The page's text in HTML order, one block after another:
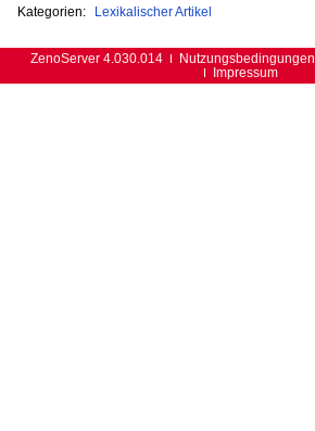
Kategorien:
Lexikalischer Artikel
ZenoServer 4.030.014 Nutzungsbedingungen
Impressum